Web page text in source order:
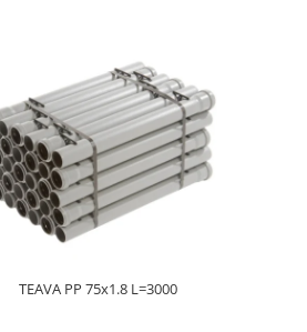
TEAVA PP 75x1.8 L=3000